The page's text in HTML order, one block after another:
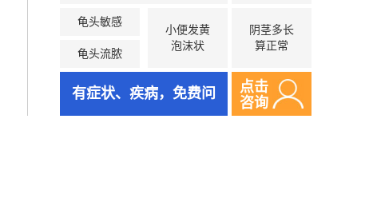
龟头敏感
小便发黄
泡沫状
龟头流脓
阴茎多长
算正常
有症状、疾病，免费问
点击
咨询